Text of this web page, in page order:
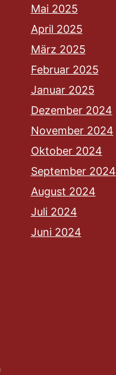
Mai 2025
April 2025
März 2025
Februar 2025
Januar 2025
Dezember 2024
November 2024
Oktober 2024
September 2024
August 2024
Juli 2024
Juni 2024